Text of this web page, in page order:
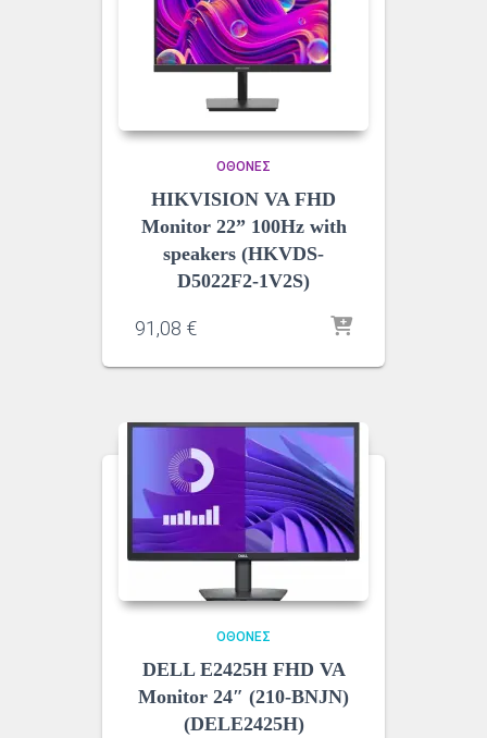
ΟΘΌΝΕΣ
HIKVISION VA FHD
Monitor 22” 100Hz with
speakers (HKVDS-
D5022F2-1V2S)
91,08 €
ΟΘΌΝΕΣ
DELL E2425H FHD VA
Monitor 24″ (210-BNJN)
(DELE2425H)